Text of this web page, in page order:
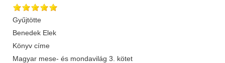
Gyűjtötte
Benedek Elek
Könyv címe
Magyar mese- és mondavilág 3. kötet